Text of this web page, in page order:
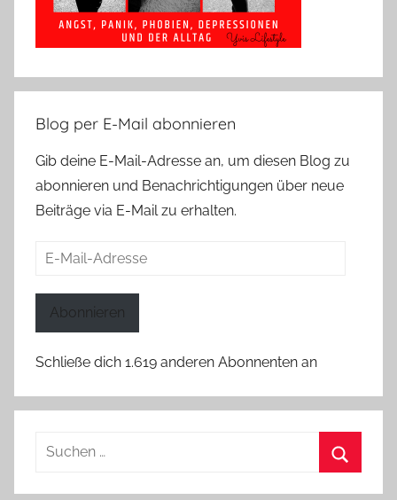
Blog per E-Mail abonnieren
Gib deine E-Mail-Adresse an, um diesen Blog zu
abonnieren und Benachrichtigungen über neue
Beiträge via E-Mail zu erhalten.
E-
Abonnieren
Schließe dich 1.619 anderen Abonnenten an
Suchen